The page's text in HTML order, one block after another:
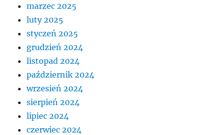
marzec 2025
luty 2025
styczeń 2025
grudzień 2024
listopad 2024
październik 2024
wrzesień 2024
sierpień 2024
lipiec 2024
czerwiec 2024